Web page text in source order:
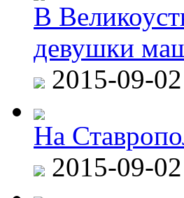
В
девушки
2015-09-
На
2015-09-